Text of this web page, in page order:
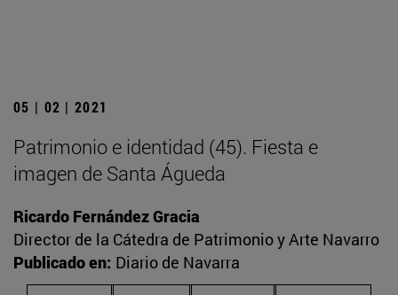
05 | 02 | 2021
Patrimonio e identidad (45). Fiesta e
imagen de Santa Águeda
Ricardo Fernández Gracia
Director de la Cátedra de Patrimonio y Arte Navarro
Publicado en: Diario de Navarra